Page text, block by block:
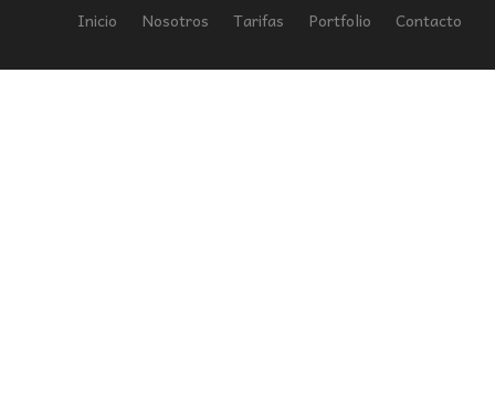
Inicio Nosotros Tarifas Portfolio Contacto